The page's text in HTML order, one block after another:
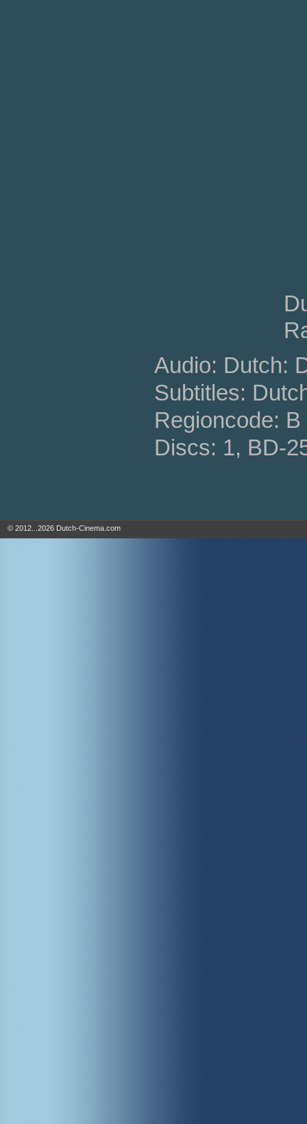
Audio: Dutch:
Subtitles:
Regioncode:
Discs: 1, BD-
© 2012...2026 Dutch-Cinema.com